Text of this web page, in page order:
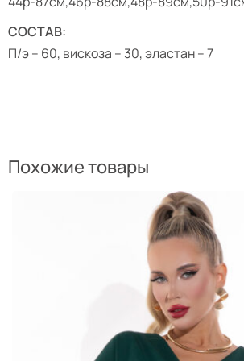
СОСТАВ:
П/э – 60, вискоза – 30, эластан – 7
Похожие товары